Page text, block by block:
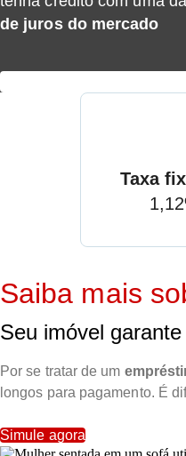
de juros do mercado
Taxa
Saiba mais
Seu imóvel
Por se tratar de um
longos para pagamento. É
Simule agora